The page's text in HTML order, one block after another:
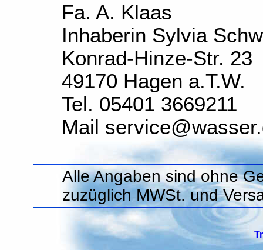
Fa. A. Klaas
Inhaberin Sylvia
Konrad-Hinze-Str. 23
49170 Hagen a.T.W.
Tel. 05401 3669211
Mail
Alle Angaben sind ohne
zuzüglich MWSt. und